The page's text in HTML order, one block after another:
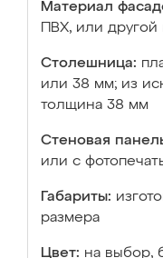
Материал
ПВХ, или
Столешница:
или 38 мм; из
толщина 38 мм
Стеновая
или с
Габариты:
размера
Цвет: на выбор,